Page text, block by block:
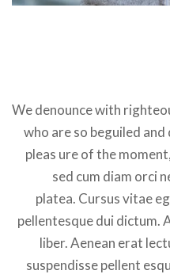
We denounce with
who are so beguiled
pleas ure of the
sed cum diam orci
platea. Cursus vitae
pellentesque dui dictum.
liber. Aenean erat
suspendisse pellent